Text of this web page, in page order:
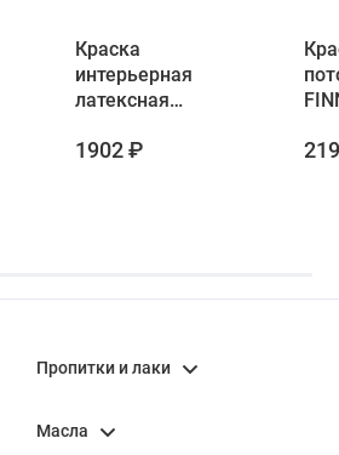
Краска
интерьерная
латексная
Parade Pro'latex Е2
1902 ₽
Пропитки и лаки
Масла